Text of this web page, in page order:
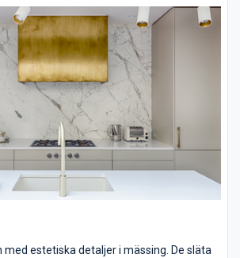
med estetiska detaljer i mässing. De släta